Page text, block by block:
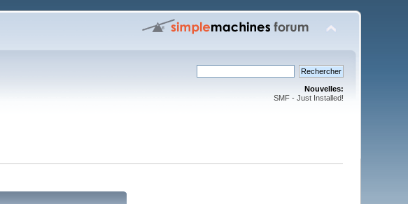
Nouvelles:
SMF - Just Installed!